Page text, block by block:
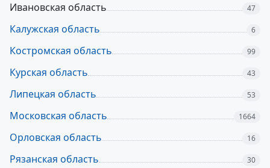
Ивановская область 47
Калужская область 6
Костромская область 99
Курская область 43
Липецкая область 53
Московская область 1664
Орловская область 16
Рязанская область 30